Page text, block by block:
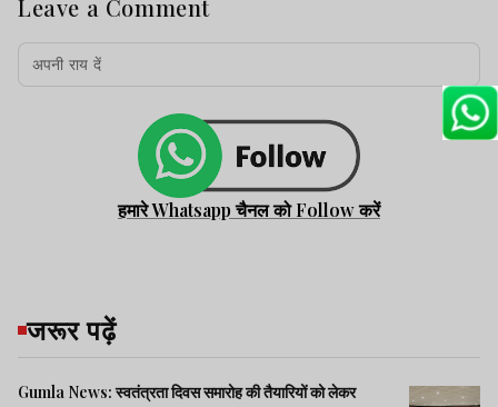
Leave a Comment
हमारे Whatsapp चैनल को Follow करें
जरूर पढ़ें
Gumla News: स्वतंत्रता दिवस समारोह की तैयारियों को लेकर